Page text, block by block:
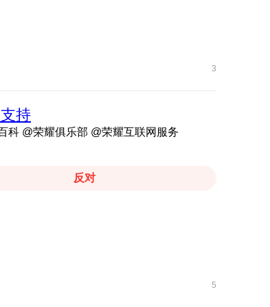
3
持
科 @荣耀俱乐部 @荣耀互联网服务
反对
5